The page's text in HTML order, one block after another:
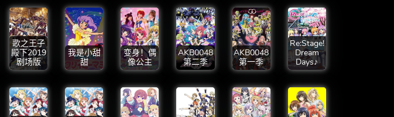
歌之王子
殿下2019
剧场版
我是小甜
甜
变身！偶
像公主
AKB0048
第二季
AKB0048
第一季
Re:Stage!
Dream
Days♪